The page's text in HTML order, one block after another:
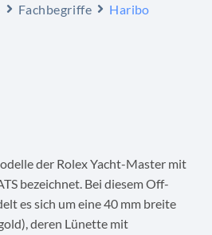
Fachbegriffe Haribo
der Rolex Yacht-Master mit
bezeichnet. Bei diesem Off-
es sich um eine 40 mm breite
deren Lünette mit